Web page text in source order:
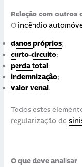
Relação com outros
O incêndio
danos próprios;
curto-circuito;
perda total;
indemnização;
valor venal.
Todos estes
regularização do
O que deve analisar